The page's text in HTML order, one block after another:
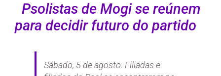
Psolistas de Mogi se reúnem
para decidir futuro do partido
Sábado, 5 de agosto. Filiadas e